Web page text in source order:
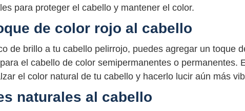
para proteger el cabello y mantener el color.
de color rojo al cabello
de brillo a tu cabello pelirrojo, puedes agregar un toque
el cabello de color semipermanentes o permanentes.
el color natural de tu cabello y hacerlo lucir aún más
naturales al cabello